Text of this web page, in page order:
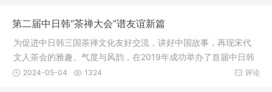
第二届中日韩“茶禅大会”谱友谊新篇
为促进中日韩三国茶禅文化友好交流，讲好中国故事，再现宋代
文人茶会的雅趣、气度与风韵，在2019年成功举办了首届中日韩
茶禅文化
评论
2024-05-04 1324